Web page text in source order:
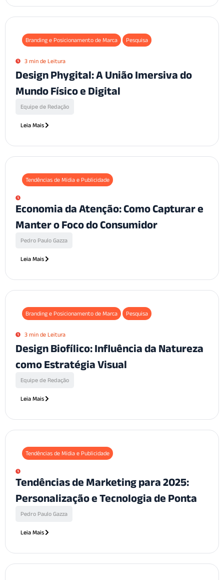
Branding e Posicionamento de Marca Pesquisa
3 min de Leitura
Design Phygital: A União Imersiva do
Mundo Físico e Digital
Equipe de Redação
Leia Mais
Tendências de Mídia e Publicidade
Economia da Atenção: Como Capturar e
Manter o Foco do Consumidor
Pedro Paulo Gazza
Leia Mais
Branding e Posicionamento de Marca Pesquisa
3 min de Leitura
Design Biofílico: Influência da Natureza
como Estratégia Visual
Equipe de Redação
Leia Mais
Tendências de Mídia e Publicidade
Tendências de Marketing para 2025:
Personalização e Tecnologia de Ponta
Pedro Paulo Gazza
Leia Mais